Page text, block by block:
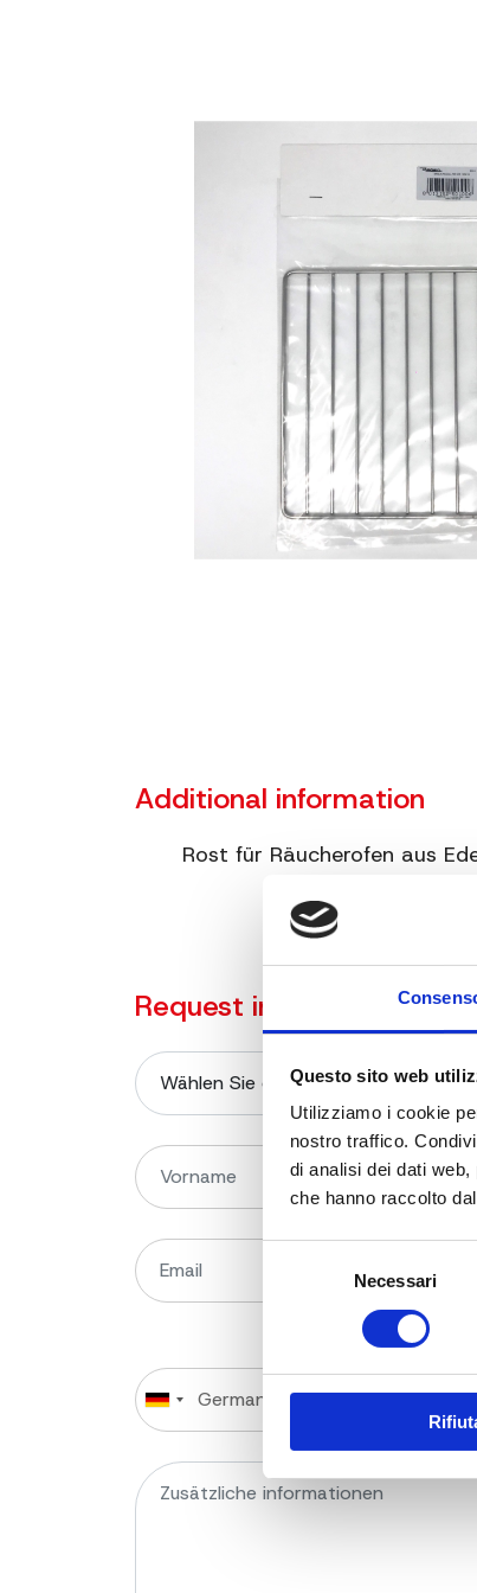
Questo sito web
Utilizziamo i cookie
nostro traffico.
di analisi dei dati
che hanno raccolto
Necessari
Additional information
Rost für Räucherofen aus
Request information on